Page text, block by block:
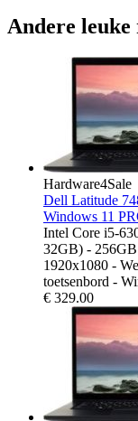
Andere
Hardware4Sale
Dell Latitude
Windows 11
Intel Core i5-
32GB) -
1920x1080 -
toetsenbord -
€ 329.00